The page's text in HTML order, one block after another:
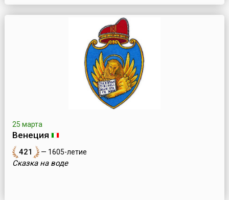
25 марта
Венеция
421 — 1605-летие
Сказка на воде